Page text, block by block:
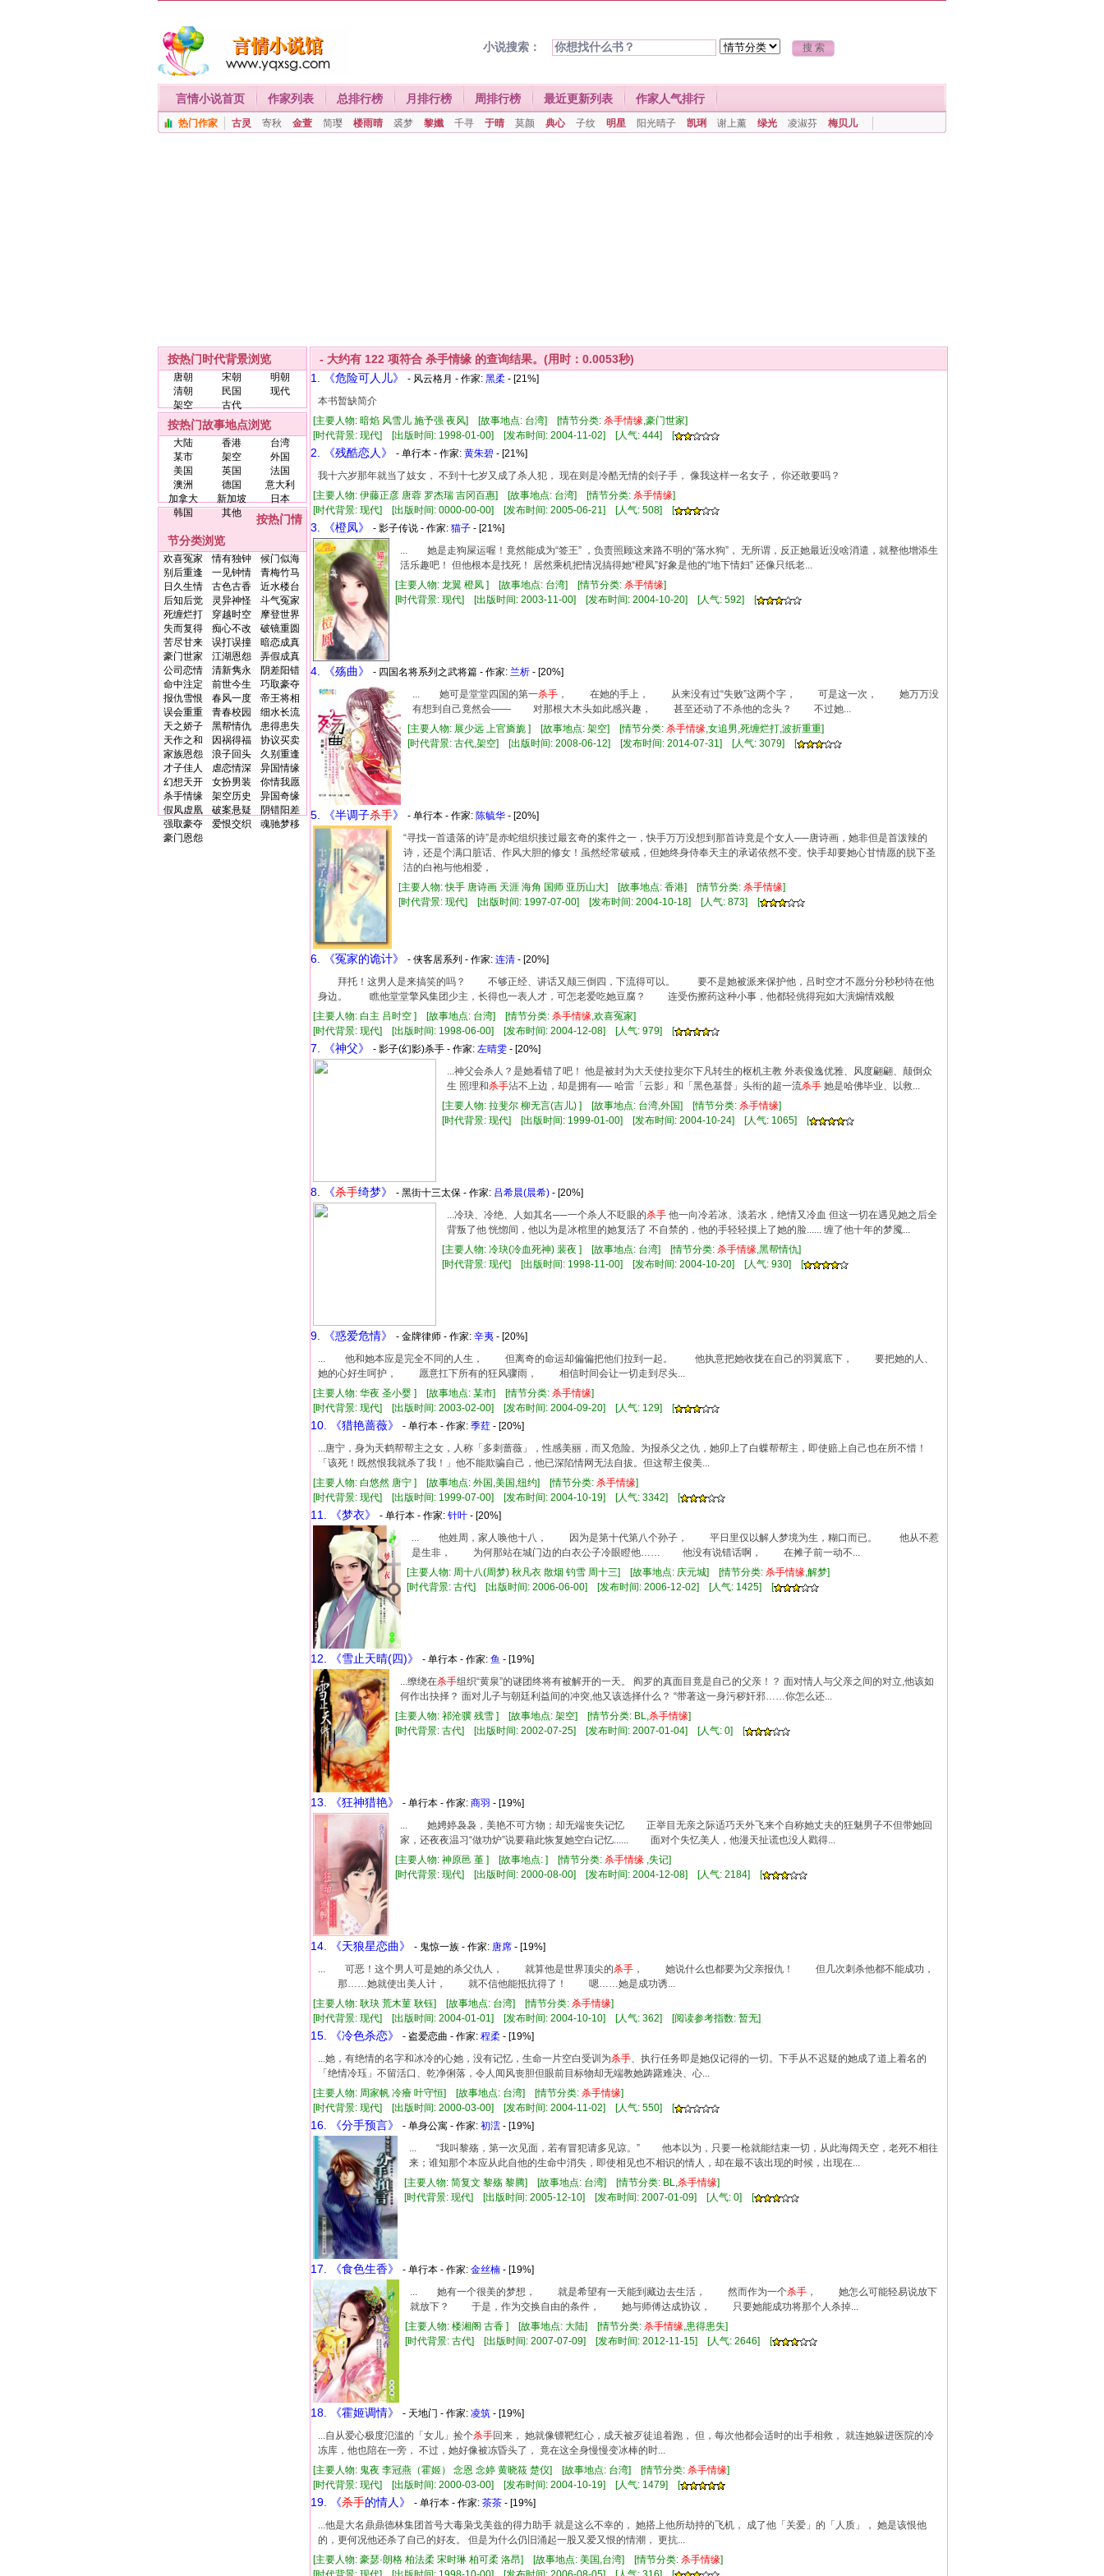
小说搜索：
言情小说首页 作家列表 总排行榜 月排行榜 周排行榜 最近更新列表 作家人气排行
热门作家 古灵 寄秋 金萱 简璎 楼雨晴 裘梦 黎孅 千寻 于晴 莫颜 典心 子纹 明星 阳光晴子 凯琍 谢上薰 绿光 凌淑芬 梅贝儿
按热门时代背景浏览
唐朝 宋朝
明朝
清朝
民国
现代
架空
古代
按热门故事地点浏览
大陆 香港
台湾
某市
架空
外国
美国
英国
法国
澳洲
德国
意大利
加拿大
新加坡
日本
韩国
其他
按热门情
节分类浏览
欢喜冤家 情有独钟
候门似海
别后重逢
一见钟情
青梅竹马
日久生情
古色古香
近水楼台
后知后觉
灵异神怪
斗气冤家
死缠烂打
穿越时空
摩登世界
失而复得
痴心不改
破镜重圆
苦尽甘来
误打误撞
暗恋成真
豪门世家
江湖恩怨
弄假成真
公司恋情
清新隽永
阴差阳错
命中注定
前世今生
巧取豪夺
报仇雪恨
春风一度
帝王将相
误会重重
青春校园
细水长流
天之娇子
黑帮情仇
患得患失
天作之和
因祸得福
协议买卖
家族恩怨
浪子回头
久别重逢
才子佳人
虐恋情深
异国情缘
幻想天开
女扮男装
你情我愿
杀手情缘
架空历史
异国奇缘
假凤虚凰
破案悬疑
阴错阳差
强取豪夺
爱恨交织
魂驰梦移
豪门恩怨
- 大约有 122 项符合 杀手情缘 的查询结果。(用时：0.0053秒)
1. 《危险可人儿》
- 风云格月 - 作家: 黑柔 - [21%]
本书暂缺简介
[主要人物: 暗焰 风雪儿 施予强 夜风] [故事地点: 台湾] [情节分类: 杀手情缘,豪门世家]
[时代背景: 现代] [出版时间: 1998-01-00] [发布时间: 2004-11-02] [人气: 444] [
2. 《残酷恋人》 - 单行本 - 作家: 黄朱碧 - [21%]
我十六岁那年就当了妓女， 不到十七岁又成了杀人犯， 现在则是冷酷无情的刽子手， 像我这样一名女子， 你还敢要吗？
[主要人物: 伊藤正彦 唐蓉 罗杰瑞 吉冈百惠] [故事地点: 台湾] [情节分类: 杀手情缘]
[时代背景: 现代] [出版时间: 0000-00-00] [发布时间: 2005-06-21] [人气: 508] [
3. 《橙凤》 - 影子传说 - 作家: 猫子 - [21%]
... 她是走狗屎运喔！竟然能成为“签王” ，负责照顾这来路不明的“落水狗”， 无所谓，反正她最近没啥消遣，就整他增添生
活乐趣吧！ 但他根本是找死！ 居然乘机把情况搞得她“橙凤”好象是他的“地下情妇” 还像只纸老...
[主要人物: 龙翼 橙凤 ] [故事地点: 台湾] [情节分类: 杀手情缘]
[时代背景: 现代] [出版时间: 2003-11-00] [发布时间: 2004-10-20] [人气: 592] [
4. 《殇曲》 - 四国名将系列之武将篇 - 作家: 兰析 - [20%]
... 她可是堂堂四国的第一杀手 ， 在她的手上， 从来没有过“失败”这两个字， 可是这一次， 她万万没
有想到自己竟然会—— 对那根大木头如此感兴趣， 甚至还动了不杀他的念头？ 不过她...
[主要人物: 展少远 上官旖旎 ] [故事地点: 架空] [情节分类: 杀手情缘,女追男,死缠烂打,波折重重]
[时代背景: 古代,架空] [出版时间: 2008-06-12] [发布时间: 2014-07-31] [人气: 3079] [
5. 《半调子杀手》 - 单行本 - 作家: 陈毓华 - [20%]
“寻找一首遗落的诗”是赤蛇组织接过最玄奇的案件之一，快手万万没想到那首诗竟是个女人──唐诗画，她非但是首泼辣的
诗，还是个满口脏话、作风大胆的修女！虽然经常破戒，但她终身侍奉天主的承诺依然不变。快手却要她心甘情愿的脱下圣
洁的白袍与他相爱，
[主要人物: 快手 唐诗画 天涯 海角 国师 亚历山大] [故事地点: 香港] [情节分类: 杀手情缘]
[时代背景: 现代] [出版时间: 1997-07-00] [发布时间: 2004-10-18] [人气: 873] [
6. 《冤家的诡计》 - 侠客居系列 - 作家: 连清 - [20%]
拜托！这男人是来搞笑的吗？ 不够正经、讲话又颠三倒四，下流得可以。 要不是她被派来保护他，吕时空才不愿分分秒秒待在他
身边。 瞧他堂堂擎风集团少主，长得也一表人才，可怎老爱吃她豆腐？ 连受伤擦药这种小事，他都轻佻得宛如大演煽情戏般
[主要人物: 白主 吕时空 ] [故事地点: 台湾] [情节分类: 杀手情缘,欢喜冤家]
[时代背景: 现代] [出版时间: 1998-06-00] [发布时间: 2004-12-08] [人气: 979] [
7. 《神父》 - 影子(幻影)杀手 - 作家: 左晴雯 - [20%]
...神父会杀人？是她看错了吧！ 他是被封为大天使拉斐尔下凡转生的枢机主教 外表俊逸优雅、风度翩翩、颠倒众
生 照理和杀手沾不上边，却是拥有── 哈雷「云影」和「黑色基督」头衔的超一流杀手 她是哈佛毕业、以救...
[主要人物: 拉斐尔 柳无言(吉儿) ] [故事地点: 台湾,外国] [情节分类: 杀手情缘]
[时代背景: 现代] [出版时间: 1999-01-00] [发布时间: 2004-10-24] [人气: 1065] [
8. 《杀手绮梦》 - 黑街十三太保 - 作家: 吕希晨(晨希) - [20%]
...冷玦、冷绝、人如其名──一个杀人不眨眼的杀手 他一向冷若冰、淡若水，绝情又冷血 但这一切在遇见她之后全
背叛了他 恍惚间，他以为是冰棺里的她复活了 不自禁的，他的手轻轻摸上了她的脸...... 缠了他十年的梦魇...
[主要人物: 冷玦(冷血死神) 裴夜 ] [故事地点: 台湾] [情节分类: 杀手情缘,黑帮情仇]
[时代背景: 现代] [出版时间: 1998-11-00] [发布时间: 2004-10-20] [人气: 930] [
9. 《惑爱危情》 - 金牌律师 - 作家: 辛夷 - [20%]
... 他和她本应是完全不同的人生， 但离奇的命运却偏偏把他们拉到一起。 他执意把她收拢在自己的羽翼底下， 要把她的人、
她的心好生呵护， 愿意扛下所有的狂风骤雨， 相信时间会让一切走到尽头...
[主要人物: 华夜 圣小婴 ] [故事地点: 某市] [情节分类: 杀手情缘]
[时代背景: 现代] [出版时间: 2003-02-00] [发布时间: 2004-09-20] [人气: 129] [
10. 《猎艳蔷薇》 - 单行本 - 作家: 季荭 - [20%]
...唐宁，身为天鹤帮帮主之女，人称「多刺蔷薇」，性感美丽，而又危险。为报杀父之仇，她卯上了白蝶帮帮主，即使赔上自己也在所不惜！
「该死！既然恨我就杀了我！」他不能欺骗自己，他已深陷情网无法自拔。但这帮主俊美...
[主要人物: 白悠然 唐宁 ] [故事地点: 外国,美国,纽约] [情节分类: 杀手情缘]
[时代背景: 现代] [出版时间: 1999-07-00] [发布时间: 2004-10-19] [人气: 3342] [
11. 《梦衣》 - 单行本 - 作家: 针叶 - [20%]
... 他姓周，家人唤他十八， 因为是第十代第八个孙子， 平日里仅以解人梦境为生，糊口而已。 他从不惹
是生非， 为何那站在城门边的白衣公子冷眼瞪他…… 他没有说错话啊， 在摊子前一动不...
[主要人物: 周十八(周梦) 秋凡衣 散烟 钓雪 周十三] [故事地点: 庆元城] [情节分类: 杀手情缘,解梦]
[时代背景: 古代] [出版时间: 2006-06-00] [发布时间: 2006-12-02] [人气: 1425] [
12. 《雪止天晴(四)》 - 单行本 - 作家: 鱼 - [19%]
...缭绕在杀手组织“黄泉”的谜团终将有被解开的一天。 阎罗的真面目竟是自己的父亲！？ 面对情人与父亲之间的对立,他该如
何作出抉择？ 面对儿子与朝廷利益间的冲突,他又该选择什么？ “带著这一身污秽奸邪……你怎么还...
[主要人物: 祁沧骥 残雪 ] [故事地点: 架空] [情节分类: BL,杀手情缘]
[时代背景: 古代] [出版时间: 2002-07-25] [发布时间: 2007-01-04] [人气: 0] [
13. 《狂神猎艳》 - 单行本 - 作家: 商羽 - [19%]
... 她娉婷袅袅，美艳不可方物；却无端丧失记忆 正举目无亲之际适巧天外飞来个自称她丈夫的狂魅男子不但带她回
家，还夜夜温习“做功炉”说要藉此恢复她空白记忆...... 面对个失忆美人，他漫天扯谎也没人戳得...
[主要人物: 神原邑 堇 ] [故事地点: ] [情节分类: 杀手情缘 ,失记]
[时代背景: 现代] [出版时间: 2000-08-00] [发布时间: 2004-12-08] [人气: 2184] [
14. 《天狼星恋曲》 - 鬼惊一族 - 作家: 唐席 - [19%]
... 可恶！这个男人可是她的杀父仇人， 就算他是世界顶尖的杀手 ， 她说什么也都要为父亲报仇！ 但几次刺杀他都不能成功，
那……她就使出美人计， 就不信他能抵抗得了！ 嗯……她是成功诱...
[主要人物: 耿玦 荒木菫 耿钰] [故事地点: 台湾] [情节分类: 杀手情缘]
[时代背景: 现代] [出版时间: 2004-01-01] [发布时间: 2004-10-10] [人气: 362] [阅读参考指数: 暂无]
15. 《冷色杀恋》 - 盗爱恋曲 - 作家: 程柔 - [19%]
...她，有绝情的名字和冰冷的心她，没有记忆，生命一片空白受训为杀手、执行任务即是她仅记得的一切。下手从不迟疑的她成了道上着名的
「绝情冷珏」不留活口、乾净俐落，令人闻风丧胆但眼前目标物却无端教她踌躇难决、心...
[主要人物: 周家帆 冷癐 叶守恒] [故事地点: 台湾] [情节分类: 杀手情缘]
[时代背景: 现代] [出版时间: 2000-03-00] [发布时间: 2004-11-02] [人气: 550] [
16. 《分手预言》 - 单身公寓 - 作家: 初澐 - [19%]
... “我叫黎殇，第一次见面，若有冒犯请多见谅。” 他本以为，只要一枪就能结束一切，从此海阔天空，老死不相往
来；谁知那个本应从此自他的生命中消失，即使相见也不相识的情人，却在最不该出现的时候，出现在...
[主要人物: 简复文 黎殇 黎腾] [故事地点: 台湾] [情节分类: BL,杀手情缘]
[时代背景: 现代] [出版时间: 2005-12-10] [发布时间: 2007-01-09] [人气: 0] [
17. 《食色生香》 - 单行本 - 作家: 金丝楠 - [19%]
... 她有一个很美的梦想， 就是希望有一天能到藏边去生活， 然而作为一个杀手 ， 她怎么可能轻易说放下
就放下？ 于是，作为交换自由的条件， 她与师傅达成协议， 只要她能成功将那个人杀掉...
[主要人物: 楼湘阁 古香 ] [故事地点: 大陆] [情节分类: 杀手情缘,患得患失]
[时代背景: 古代] [出版时间: 2007-07-09] [发布时间: 2012-11-15] [人气: 2646] [
18. 《霍姬调情》 - 天地门 - 作家: 凌筑 - [19%]
...自从爱心极度氾滥的「女儿」捡个杀手回来， 她就像镖靶红心，成天被歹徒追着跑， 但，每次他都会适时的出手相救， 就连她躲进医院的冷
冻库，他也陪在一旁， 不过，她好像被冻昏头了， 竟在这全身慢慢变冰棒的时...
[主要人物: 鬼夜 李冠燕（霍姬） 念恩 念婷 黄晓筱 楚仪] [故事地点: 台湾] [情节分类: 杀手情缘]
[时代背景: 现代] [出版时间: 2000-03-00] [发布时间: 2004-10-19] [人气: 1479] [
19. 《杀手的情人》 - 单行本 - 作家: 茶茶 - [19%]
...他是大名鼎鼎德林集团首号大毒枭戈美兹的得力助手 就是这么不幸的， 她搭上他所劫持的飞机， 成了他「关爱」的「人质」， 她是该恨他
的，更何况他还杀了自己的好友。 但是为什么仍旧涌起一股又爱又恨的情潮， 更抗...
[主要人物: 豪瑟·朗格 柏法柔 宋时琳 柏可柔 洛昂] [故事地点: 美国,台湾] [情节分类: 杀手情缘]